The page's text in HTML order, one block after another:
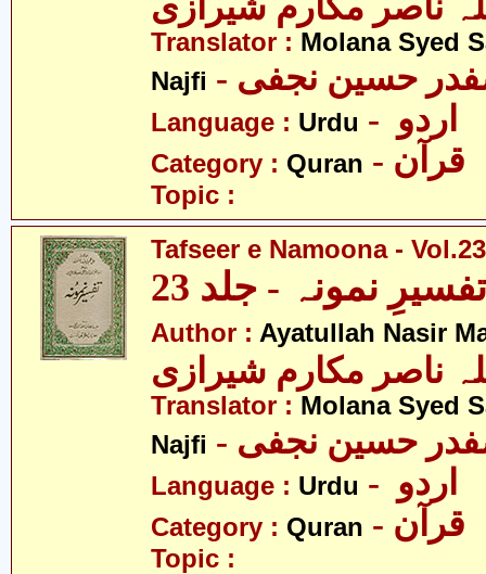
Translator : Molana Syed
Najfi
صفدر حسین نجفی
Language : Urdu
Category : Quran - قرآن
Topic :
Tafseer e Namoona - Vol.23
تفسیرِ نمونہ - جلد 23
Author : Ayatullah Nasir
ناصر مکارم شیرازی
Translator : Molana Syed
Najfi
صفدر حسین نجفی
Language : Urdu
Category : Quran - قرآن
Topic :